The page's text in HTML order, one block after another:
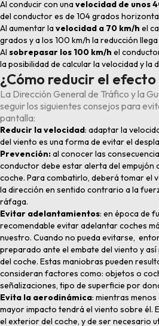
Al conducir con unavelocidad de unos
del conductor es de 104 grados
Al aumentar lavelocidad a 70 km/h el
grados y a los 100 km/h la reducción
Al sobrepasar los 100 km/h el
la posibilidad de calcular la velocidad y la
¿Cómo reducir el
La Dirección General de Tráfico y la
seguir los siguientes consejos para
pantalla:
Reducir la velocidad: adaptar la
del viento es una forma de evitar el
Prevención:al conocer las
conductor debe estar alerta del empujón
coche. Para combatirlo, deberá tomar el
la dirección en sentido contrario a la
ráfaga.
Evitar adelantamientos: en época de
recomendable evitar adelantar coches
nuestro. Cuando no pueda evitarse,
preparado ante el embate del viento y
del coche. Estas maniobras pueden
consideran factores como: objetos o
señalizaciones, tipo de superficie por
Evita la aerodinámica: mientras
mayor impacto tendrá el viento sobre él.
el exterior del coche, y de ser necesario